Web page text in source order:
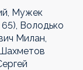
Мужек
Володько
Милан,